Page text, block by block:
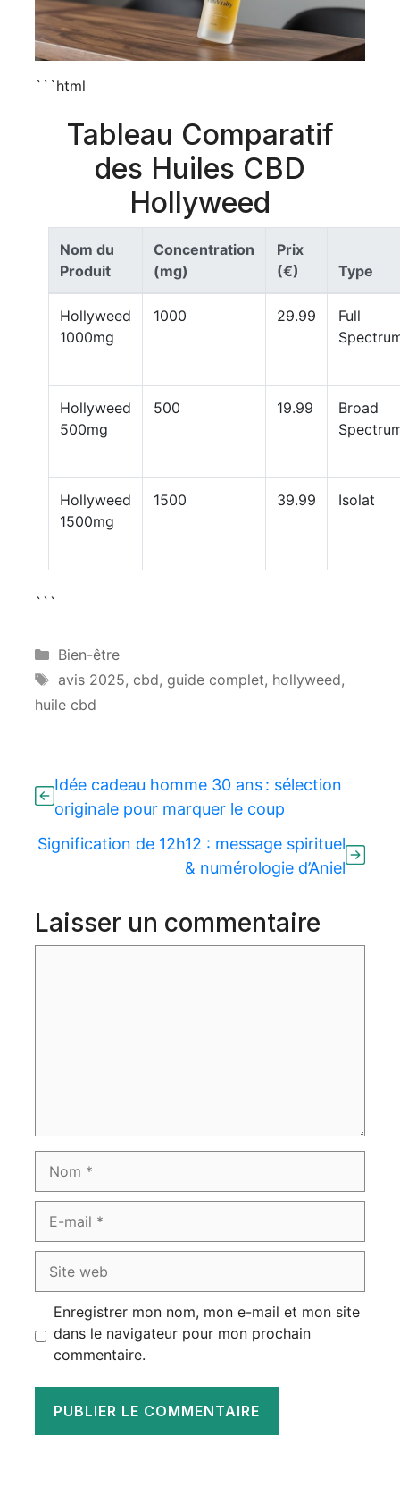
```html
Tableau Comparatif
des Huiles CBD
Hollyweed
Nom du
Produit
Concentration
(mg)
Prix
(€)
Type
Hollyweed
1000mg
1000 29.99
Full
Hollyweed
500mg
500 19.99
Broad
Hollyweed
1500mg
1500 39.99 Isolat
```
Catégories
Bien-être
Étiquettes
avis 2025, cbd, guide complet, hollyweed,
huile cbd
Idée cadeau homme 30 ans : sélection
originale pour marquer le coup
Signification de 12h12 : message spirituel
& numérologie d’Aniel
Laisser un commentaire
mail
web
Enregistrer mon nom, mon e-mail et mon site
dans le navigateur pour mon prochain
commentaire.